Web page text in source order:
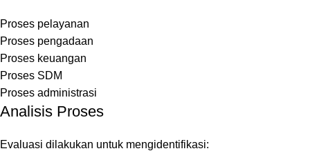
Proses pelayanan
Proses pengadaan
Proses keuangan
Proses SDM
Proses administrasi
Analisis Proses
Evaluasi dilakukan untuk mengidentifikasi: